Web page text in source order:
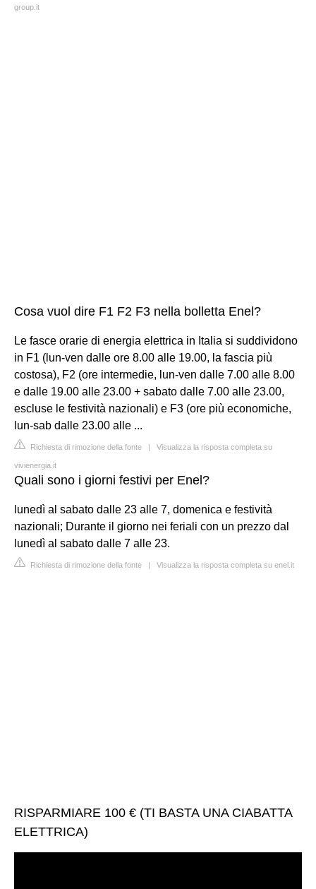
group.it
Cosa vuol dire F1 F2 F3 nella bolletta Enel?
Le fasce orarie di energia elettrica in Italia si suddividono
in F1 (lun-ven dalle ore 8.00 alle 19.00, la fascia più
costosa), F2 (ore intermedie, lun-ven dalle 7.00 alle 8.00
e dalle 19.00 alle 23.00 + sabato dalle 7.00 alle 23.00,
escluse le festività nazionali) e F3 (ore più economiche,
lun-sab dalle 23.00 alle ...
Richiesta di rimozione della fonte | Visualizza la risposta completa su
vivienergia.it
Quali sono i giorni festivi per Enel?
lunedì al sabato dalle 23 alle 7, domenica e festività
nazionali; Durante il giorno nei feriali con un prezzo dal
lunedì al sabato dalle 7 alle 23.
Richiesta di rimozione della fonte | Visualizza la risposta completa su enel.it
RISPARMIARE 100 € (TI BASTA UNA CIABATTA
ELETTRICA)